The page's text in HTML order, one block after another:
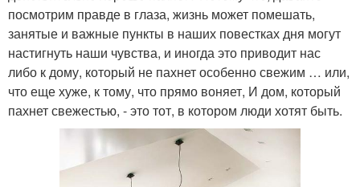
посмотрим правде в глаза, жизнь может помешать,
занятые и важные пункты в наших повестках дня могут
настигнуть наши чувства, и иногда это приводит нас
либо к дому, который не пахнет особенно свежим … или,
что еще хуже, к тому, что прямо воняет, И дом, который
пахнет свежестью, - это тот, в котором люди хотят быть.